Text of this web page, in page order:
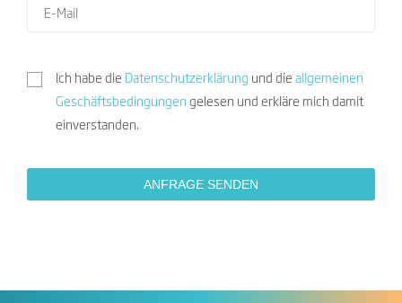
Ich habe die Datenschutzerklärung und die allgemeinen
Geschäftsbedingungen gelesen und erkläre mich damit
einverstanden.